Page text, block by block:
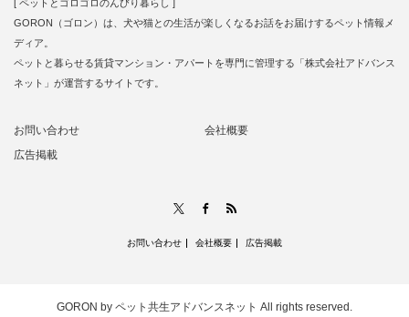
[ ペットとゴロゴロのんびり暮らし ]
GORON（ゴロン）は、犬や猫との生活が楽しくなるお話をお届けするペット情報メ
ディア。
ペットと暮らせる賃貸マンション・アパートを専門に管理する「株式会社アドバンス
ネット」が運営するサイトです。
お問い合わせ
会社概要
広告掲載
Facebook
お問い合わせ 会社概要 広告掲載
GORON by ペット共生アドバンスネット All rights reserved.